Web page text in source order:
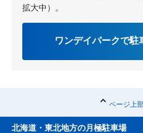
拡大中）。
ワンデイパークで駐
ページ上
北海道・東北地方の月極駐車場